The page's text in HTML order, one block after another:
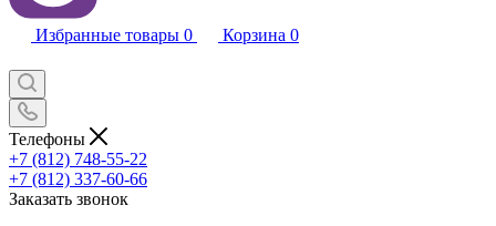
Избранные товары 0 Корзина 0
Телефоны
+7 (812) 748-55-22
+7 (812) 337-60-66
Заказать звонок